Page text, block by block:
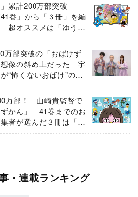
」累計200万部突破
41巻」から「３冊」を編
超オススメは「ゆうえ
いちにちじゅう」
万部突破の「おばけず
像の斜め上だった 宇
“怖くないおばけ”の作
万部！ 山崎貴監督で
かん」 41巻までのお
者が選んだ３冊は「が
ラン」「しょうがっこ
・連載ランキング